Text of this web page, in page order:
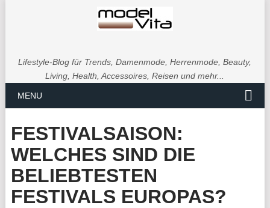
Lifestyle-Blog für Trends, Damenmode, Herrenmode, Beauty,
Living, Health, Accessoires, Reisen und mehr...
MENU
FESTIVALSAISON:
WELCHES SIND DIE
BELIEBTESTEN
FESTIVALS EUROPAS?